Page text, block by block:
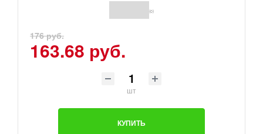
(0)
176 руб.
163.68 руб.
шт
КУПИТЬ